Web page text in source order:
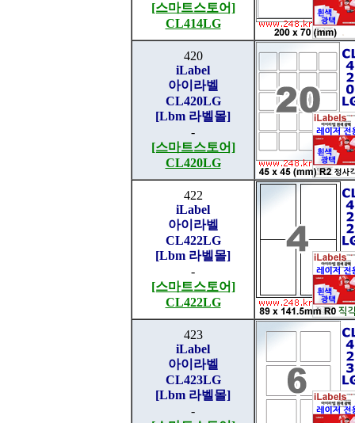
[스마트스토어]
CL414LG
420
iLabel
아이라벨
CL420LG
[Lbm 라벨몰]
-
[스마트스토어]
CL420LG
422
iLabel
아이라벨
CL422LG
[Lbm 라벨몰]
-
[스마트스토어]
CL422LG
423
iLabel
아이라벨
CL423LG
[Lbm 라벨몰]
-